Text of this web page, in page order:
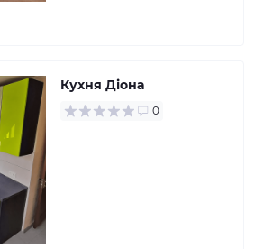
Кухня Діона
0